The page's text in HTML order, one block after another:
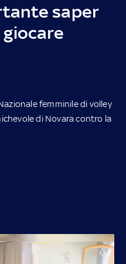
saper
femminile di volley
di Novara contro la